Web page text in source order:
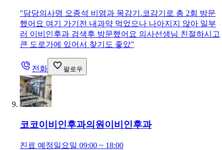
"담당의사명 오종석 비염과 목감기.코감기로 총 2회 방문
했어요 여기 가기전 내과약 먹었으나 나아지지 않아 일부
러 이비인후과 검색후 방문했어요 의사선생님 친절하시고
큰 도로가에 있어서 찾기도 좋았"
전화 팔로우
코코이비인후과의원 이비인후과
진료 예정일요일 09:00 ~ 18:00